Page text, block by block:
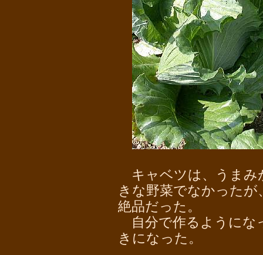
キャベツは、うまみ
きな野菜でなかった
絶品だった。
自分で作るようにな
きになった。